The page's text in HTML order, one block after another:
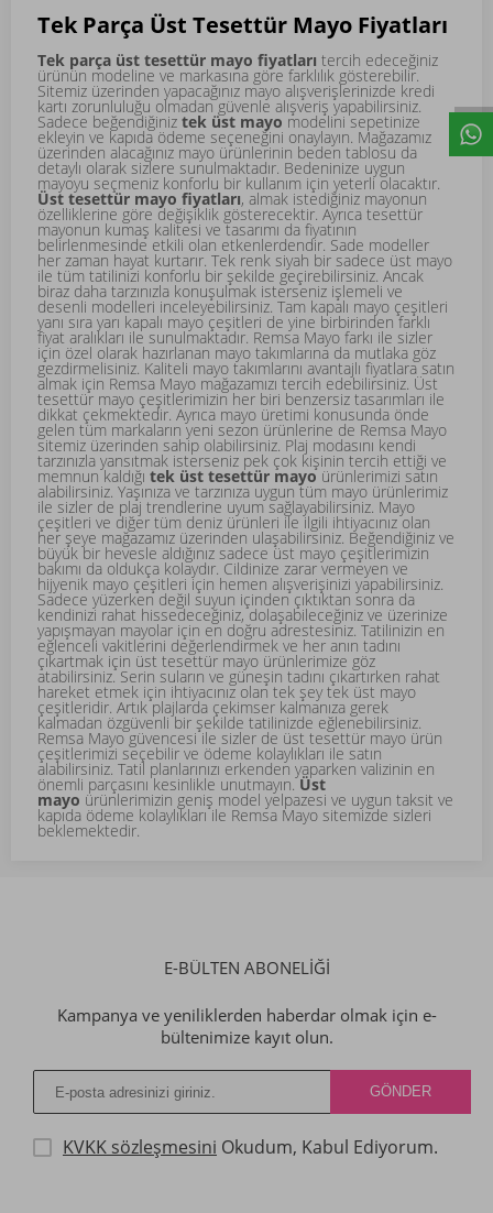
Tek Parça Üst Tesettür Mayo Fiyatları
Tek parça üst tesettür mayo fiyatları tercih edeceğiniz
ürünün modeline ve markasına göre farklılık gösterebilir.
Sitemiz üzerinden yapacağınız mayo alışverişlerinizde kredi
kartı zorunluluğu olmadan güvenle alışveriş yapabilirsiniz.
Sadece beğendiğiniz tek üst mayo modelini sepetinize
ekleyin ve kapıda ödeme seçeneğini onaylayın. Mağazamız
üzerinden alacağınız mayo ürünlerinin beden tablosu da
detaylı olarak sizlere sunulmaktadır. Bedeninize uygun
mayoyu seçmeniz konforlu bir kullanım için yeterli olacaktır.
Üst tesettür mayo fiyatları, almak istediğiniz mayonun
özelliklerine göre değişiklik gösterecektir. Ayrıca tesettür
mayonun kumaş kalitesi ve tasarımı da fiyatının
belirlenmesinde etkili olan etkenlerdendir. Sade modeller
her zaman hayat kurtarır. Tek renk siyah bir sadece üst mayo
ile tüm tatilinizi konforlu bir şekilde geçirebilirsiniz. Ancak
biraz daha tarzınızla konuşulmak isterseniz işlemeli ve
desenli modelleri inceleyebilirsiniz. Tam kapalı mayo çeşitleri
yanı sıra yarı kapalı mayo çeşitleri de yine birbirinden farklı
fiyat aralıkları ile sunulmaktadır. Remsa Mayo farkı ile sizler
için özel olarak hazırlanan mayo takımlarına da mutlaka göz
gezdirmelisiniz. Kaliteli mayo takımlarını avantajlı fiyatlara satın
almak için Remsa Mayo mağazamızı tercih edebilirsiniz. Üst
tesettür mayo çeşitlerimizin her biri benzersiz tasarımları ile
dikkat çekmektedir. Ayrıca mayo üretimi konusunda önde
gelen tüm markaların yeni sezon ürünlerine de Remsa Mayo
sitemiz üzerinden sahip olabilirsiniz. Plaj modasını kendi
tarzınızla yansıtmak isterseniz pek çok kişinin tercih ettiği ve
memnun kaldığı tek üst tesettür mayo ürünlerimizi satın
alabilirsiniz. Yaşınıza ve tarzınıza uygun tüm mayo ürünlerimiz
ile sizler de plaj trendlerine uyum sağlayabilirsiniz. Mayo
çeşitleri ve diğer tüm deniz ürünleri ile ilgili ihtiyacınız olan
her şeye mağazamız üzerinden ulaşabilirsiniz. Beğendiğiniz ve
büyük bir hevesle aldığınız sadece üst mayo çeşitlerimizin
bakımı da oldukça kolaydır. Cildinize zarar vermeyen ve
hijyenik mayo çeşitleri için hemen alışverişinizi yapabilirsiniz.
Sadece yüzerken değil suyun içinden çıktıktan sonra da
kendinizi rahat hissedeceğiniz, dolaşabileceğiniz ve üzerinize
yapışmayan mayolar için en doğru adrestesiniz. Tatilinizin en
eğlenceli vakitlerini değerlendirmek ve her anın tadını
çıkartmak için üst tesettür mayo ürünlerimize göz
atabilirsiniz. Serin suların ve güneşin tadını çıkartırken rahat
hareket etmek için ihtiyacınız olan tek şey tek üst mayo
çeşitleridir. Artık plajlarda çekimser kalmanıza gerek
kalmadan özgüvenli bir şekilde tatilinizde eğlenebilirsiniz.
Remsa Mayo güvencesi ile sizler de üst tesettür mayo ürün
çeşitlerimizi seçebilir ve ödeme kolaylıkları ile satın
alabilirsiniz. Tatil planlarınızı erkenden yaparken valizinin en
önemli parçasını kesinlikle unutmayın.Üst
mayo ürünlerimizin geniş model yelpazesi ve uygun taksit ve
kapıda ödeme kolaylıkları ile Remsa Mayo sitemizde sizleri
beklemektedir.
E-BÜLTEN ABONELİĞİ
Kampanya ve yeniliklerden haberdar olmak için e-
bültenimize kayıt olun.
KVKK sözleşmesini Okudum, Kabul Ediyorum.